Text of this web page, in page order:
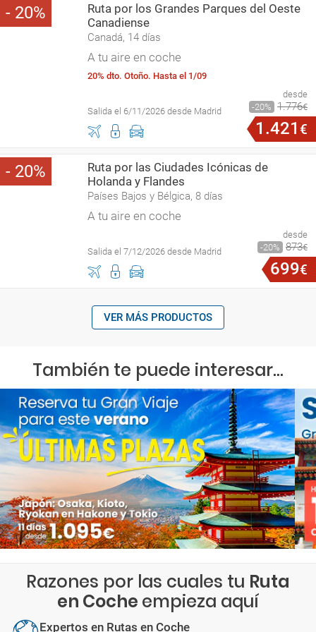
20
Ruta por los Grandes Parques del Oeste
Canadiense
Canadá, 14 días
A tu aire en coche
20% dto. Otoño. Hasta el 1/09
Salida el 6/11/2026 desde Madrid
desde
20
1.776€
1 .421 €
20
Ruta por las Ciudades Icónicas de
Holanda y Flandes
Países Bajos y Bélgica, 8 días
A tu aire en coche
Salida el 7/12/2026 desde Madrid
desde
20
873€
699€
VER MÁS PRODUCTOS
También te puede interesar...
Razones por las cuales tu Ruta
en Coche empieza aquí
Expertos en Rutas en Coche